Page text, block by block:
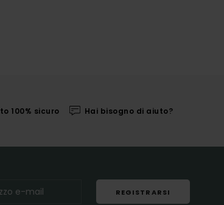
100% sicuro Hai bisogno di aiuto?
REGISTRARSI